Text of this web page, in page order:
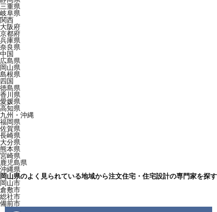
三重県
岐阜県
関西
大阪府
京都府
兵庫県
奈良県
中国
広島県
岡山県
島根県
四国
徳島県
香川県
愛媛県
高知県
九州・沖縄
福岡県
佐賀県
長崎県
大分県
熊本県
宮崎県
鹿児島県
沖縄県
岡山県のよく見られている地域から注文住宅・住宅設計の専門家を探す
岡山市
倉敷市
総社市
備前市